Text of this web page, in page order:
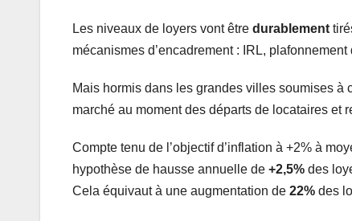
Les niveaux de loyers vont être durablement
mécanismes d’encadrement : IRL,
Mais hormis dans les grandes villes soumises
marché au moment des départs de locataires et
Compte tenu de l’objectif d’inflation à +2% à
hypothèse de hausse annuelle de +2,5% des
Cela équivaut à une augmentation de 22% des